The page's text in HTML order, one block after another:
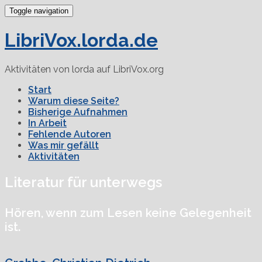
Toggle navigation
LibriVox.lorda.de
Aktivitäten von lorda auf LibriVox.org
Start
Warum diese Seite?
Bisherige Aufnahmen
In Arbeit
Fehlende Autoren
Was mir gefällt
Aktivitäten
Literatur für unterwegs
Hören, wenn zum Lesen keine Gelegenheit
ist.